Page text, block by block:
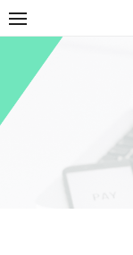
Skip
to
content